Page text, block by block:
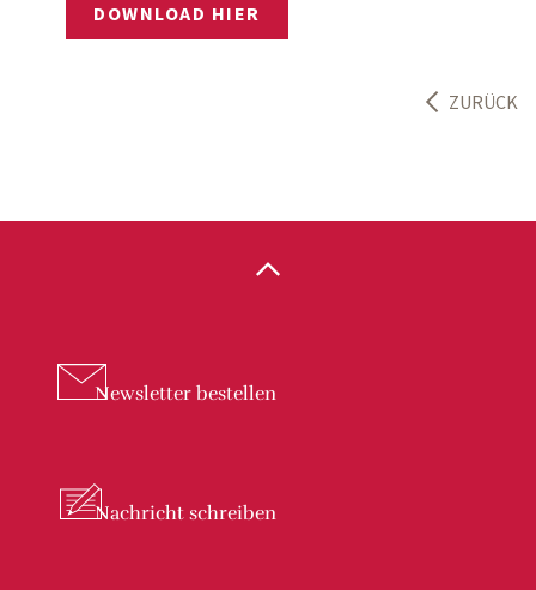
DOWNLOAD HIER
ZURÜCK
Newsletter bestellen
Nachricht schreiben